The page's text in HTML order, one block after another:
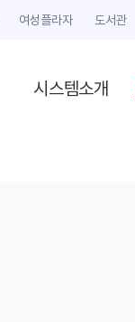
여성플라자 도서관
시스템소개